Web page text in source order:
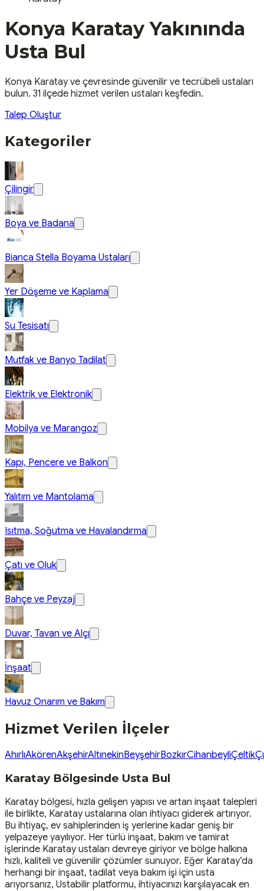
Konya KaratayYakınında
Usta Bul
Konya Karatayve çevresinde güvenilir ve tecrübeli ustaları
bulun. 31 ilçede hizmet verilen ustaları keşfedin.
Talep Oluştur
Kategoriler
Çilingir
Boya ve Badana
Bianca Stella Boyama Ustaları
Yer Döşeme ve Kaplama
Su Tesisatı
Mutfak ve Banyo Tadilat
Elektrik ve Elektronik
Mobilya ve Marangoz
Kapı, Pencere ve Balkon
Yalıtım ve Mantolama
Isıtma, Soğutma ve Havalandırma
Çatı ve Oluk
Bahçe ve Peyzaj
Duvar, Tavan ve Alçı
İnşaat
Havuz Onarım ve Bakım
Hizmet Verilen İlçeler
AhırlıAkörenAkşehirAltınekinBeyşehirBozkırCihanbeyliÇeltik
Karatay Bölgesinde Usta Bul
Karatay bölgesi, hızla gelişen yapısı ve artan inşaat talepleri
ile birlikte, Karatay ustalarına olan ihtiyacı giderek artırıyor.
Bu ihtiyaç, ev sahiplerinden iş yerlerine kadar geniş bir
yelpazeye yayılıyor. Her türlü inşaat, bakım ve tamirat
işlerinde Karatay ustaları devreye giriyor ve bölge halkına
hızlı, kaliteli ve güvenilir çözümler sunuyor. Eğer Karatay’da
herhangi bir inşaat, tadilat veya bakım işi için usta
arıyorsanız, Ustabilir platformu, ihtiyacınızı karşılayacak en